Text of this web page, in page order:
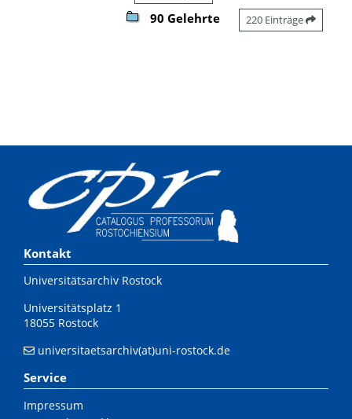
90 Gelehrte 220 Einträge
Kontakt
Universitätsarchiv Rostock
Universitätsplatz 1
18055 Rostock
universitaetsarchiv(at)uni-rostock.de
Service
Impressum